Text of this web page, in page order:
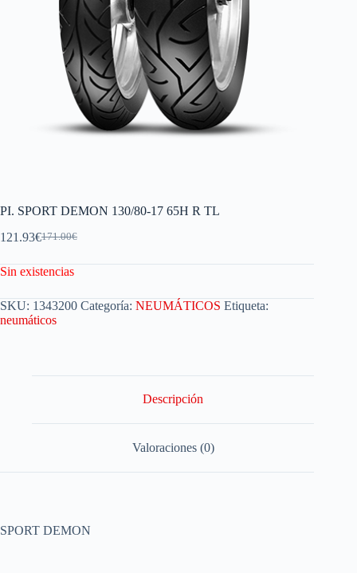
PI. SPORT DEMON 130/80-17 65H R TL
171.00€
121.93€
Sin existencias
SKU: 1343200 Categoría: NEUMÁTICOS Etiqueta:
neumáticos
Descripción
Valoraciones (0)
SPORT DEMON